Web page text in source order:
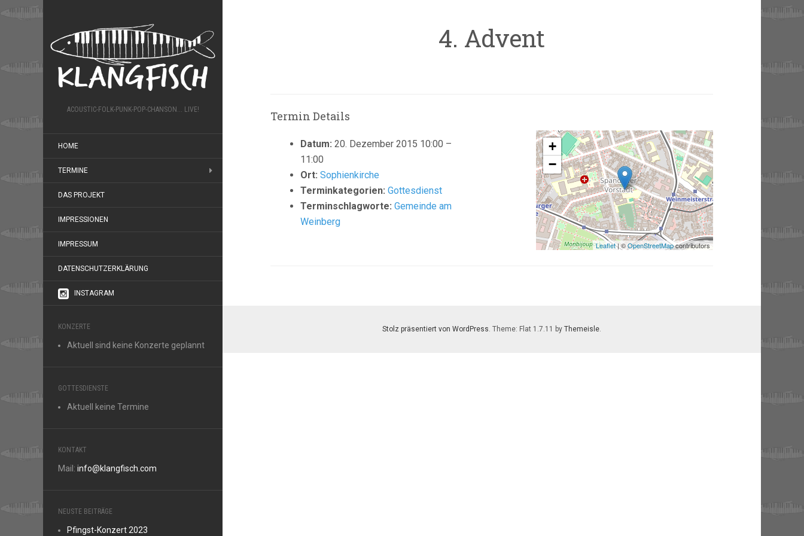
ACOUSTIC-FOLK-PUNK-POP-CHANSON... LIVE!
HOME
TERMINE
DAS PROJEKT
IMPRESSIONEN
IMPRESSUM
DATENSCHUTZERKLÄRUNG
INSTAGRAM
KONZERTE
Aktuell sind keine Konzerte geplannt
GOTTESDIENSTE
Aktuell keine Termine
KONTAKT
Mail: info@klangfisch.com
NEUSTE BEITRÄGE
Pfingst-Konzert 2023
4. Advent
Termin Details
Datum: 20. Dezember 2015 10:00 –
11:00
Ort: Sophienkirche
Terminkategorien: Gottesdienst
Terminschlagworte: Gemeinde am
Weinberg
+
−
Leaflet| ©OpenStreetMapcontributors
Stolz präsentiert von WordPress. Theme: Flat 1.7.11 by Themeisle.